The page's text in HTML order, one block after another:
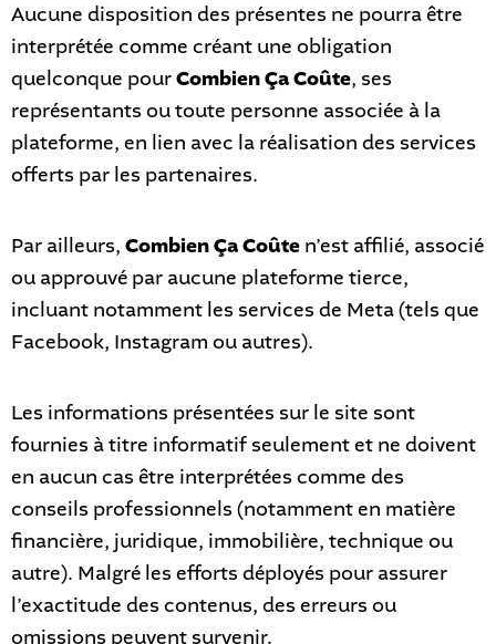
Aucune disposition des présentes ne pourra être
interprétée comme créant une obligation
quelconque pourCombien Ça Coûte, ses
représentants ou toute personne associée à la
plateforme, en lien avec la réalisation des services
offerts par les partenaires.
Par ailleurs, Combien Ça Coûte n’est affilié, associé
ou approuvé par aucune plateforme tierce,
incluant notamment les services de Meta (tels que
Facebook, Instagram ou autres).
Les informations présentées sur le site sont
fournies à titre informatif seulement et ne doivent
en aucun cas être interprétées comme des
conseils professionnels (notamment en matière
financière, juridique, immobilière, technique ou
autre). Malgré les efforts déployés pour assurer
l’exactitude des contenus, des erreurs ou
omissions peuvent survenir.